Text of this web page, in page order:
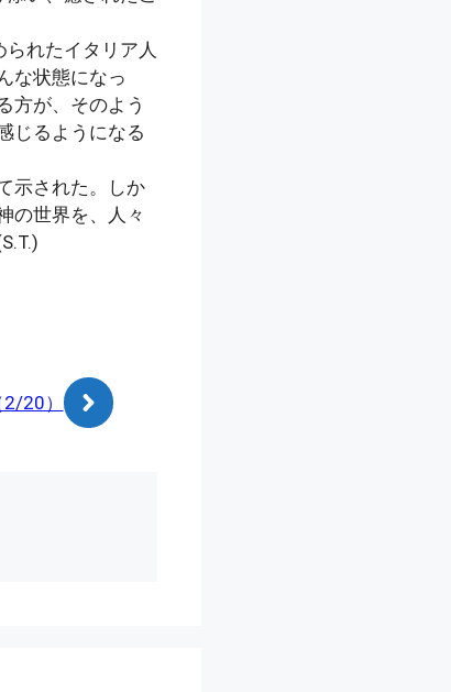
れたイタリア人
な状態になっ
方が、そのよう
じるようになる
示された。しか
の世界を、人々
20）